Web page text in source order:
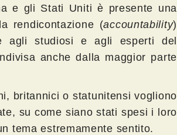
e gli Stati Uniti è presente una
rendicontazione (accountability)
agli studiosi e agli esperti del
anche dalla maggior parte
britannici o statunitensi vogliono
su come siano stati spesi i loro
tema estremamente sentito.